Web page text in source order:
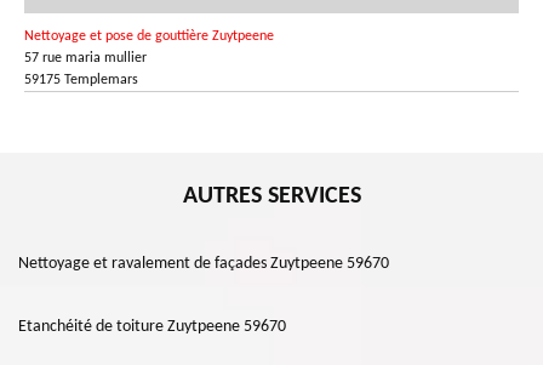
Nettoyage et pose de gouttière Zuytpeene
57 rue maria mullier
59175 Templemars
AUTRES SERVICES
Nettoyage et ravalement de façades Zuytpeene 59670
Etanchéité de toiture Zuytpeene 59670